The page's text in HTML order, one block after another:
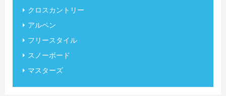
クロスカントリー
アルペン
フリースタイル
スノーボード
マスターズ